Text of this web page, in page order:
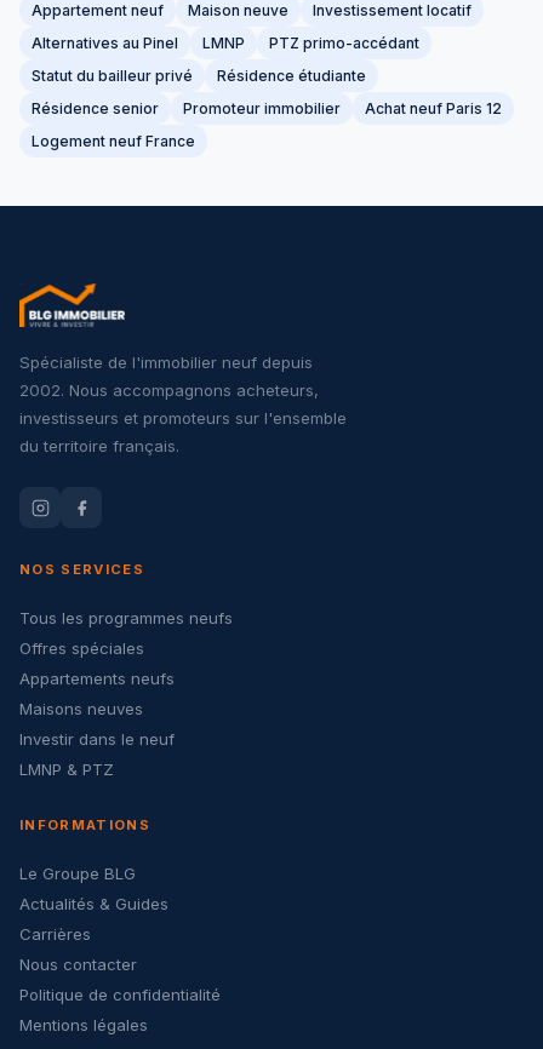
Appartement neuf
Maison neuve
Investissement locatif
Alternatives au Pinel
LMNP
PTZ primo-accédant
Statut du bailleur privé
Résidence étudiante
Résidence senior
Promoteur immobilier
Achat neuf Paris 12
Logement neuf France
Spécialiste de l'immobilier neuf depuis
2002. Nous accompagnons acheteurs,
investisseurs et promoteurs sur l'ensemble
du territoire français.
NOS SERVICES
Tous les programmes neufs
Offres spéciales
Appartements neufs
Maisons neuves
Investir dans le neuf
LMNP & PTZ
INFORMATIONS
Le Groupe BLG
Actualités & Guides
Carrières
Nous contacter
Politique de confidentialité
Mentions légales